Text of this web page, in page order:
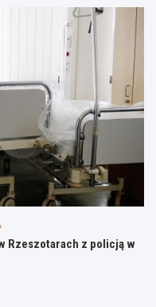
Rzeszotarach z policją w